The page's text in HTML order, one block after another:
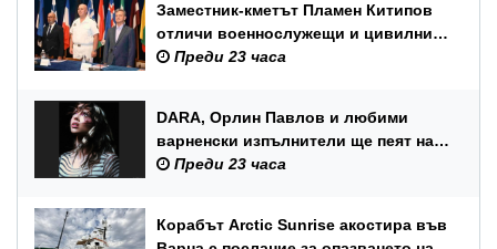
Заместник-кметът Пламен Китипов
отличи военнослужещи и цивилни
служители по повод Празника на
Преди 23 часа
DARA, Орлин Павлов и любими
варненски изпълнители ще пеят на
празника на Варна
Преди 23 часа
Корабът Arctic Sunrise акостира във